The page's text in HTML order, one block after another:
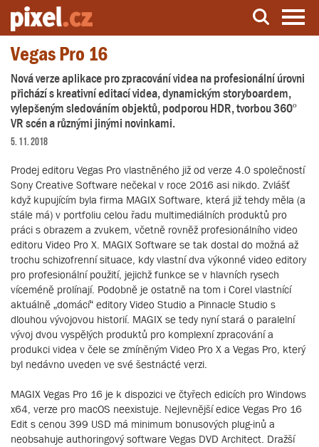
Server o natáčení a zpracování videa
Vegas Pro 16
Nová verze aplikace pro zpracování videa na profesionální úrovni
přichází s kreativní editací videa, dynamickým storyboardem,
vylepšeným sledováním objektů, podporou HDR, tvorbou 360º
VR scén a různými jinými novinkami.
5. 11. 2018
Prodej editoru Vegas Pro vlastněného již od verze 4.0 společností
Sony Creative Software nečekal v roce 2016 asi nikdo. Zvlášť
když kupujícím byla firma MAGIX Software, která již tehdy měla (a
stále má) v portfoliu celou řadu multimediálních produktů pro
práci s obrazem a zvukem, včetně rovněž profesionálního video
editoru Video Pro X. MAGIX Software se tak dostal do možná až
trochu schizofrenní situace, kdy vlastní dva výkonné video editory
pro profesionální použití, jejichž funkce se v hlavních rysech
víceméně prolínají. Podobně je ostatně na tom i Corel vlastnící
aktuálně „domácí“ editory Video Studio a Pinnacle Studio s
dlouhou vývojovou historií. MAGIX se tedy nyní stará o paralelní
vývoj dvou vyspělých produktů pro komplexní zpracování a
produkci videa v čele se zmíněným Video Pro X a Vegas Pro, který
byl nedávno uveden ve své šestnácté verzi.
MAGIX Vegas Pro 16 je k dispozici ve čtyřech edicích pro Windows
x64, verze pro macOS neexistuje. Nejlevnější edice Vegas Pro 16
Edit s cenou 399 USD má minimum bonusových plug-inů a
neobsahuje authoringový software Vegas DVD Architect. Dražší